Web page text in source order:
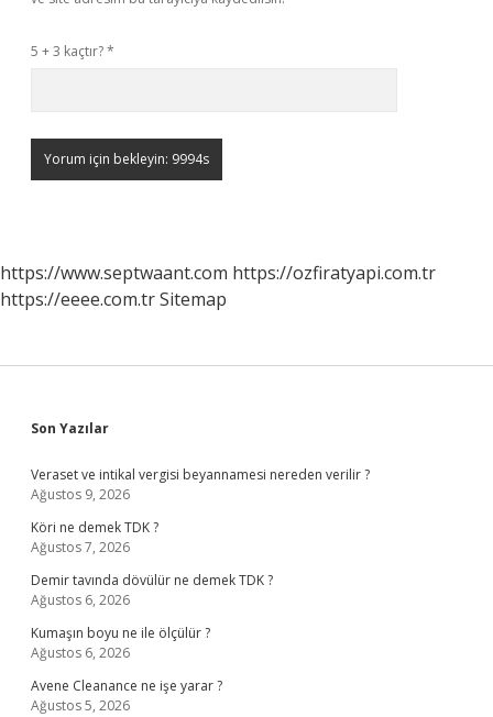
5 + 3 kaçtır?*
https://www.septwaant.com https://ozfiratyapi.com.tr
https://eeee.com.trSitemap
Sidebar
Son Yazılar
Veraset ve intikal vergisi beyannamesi nereden verilir ?
Ağustos 9, 2026
Köri ne demek TDK ?
Ağustos 7, 2026
Demir tavında dövülür ne demek TDK ?
Ağustos 6, 2026
Kumaşın boyu ne ile ölçülür ?
Ağustos 6, 2026
Avene Cleanance ne işe yarar ?
Ağustos 5, 2026